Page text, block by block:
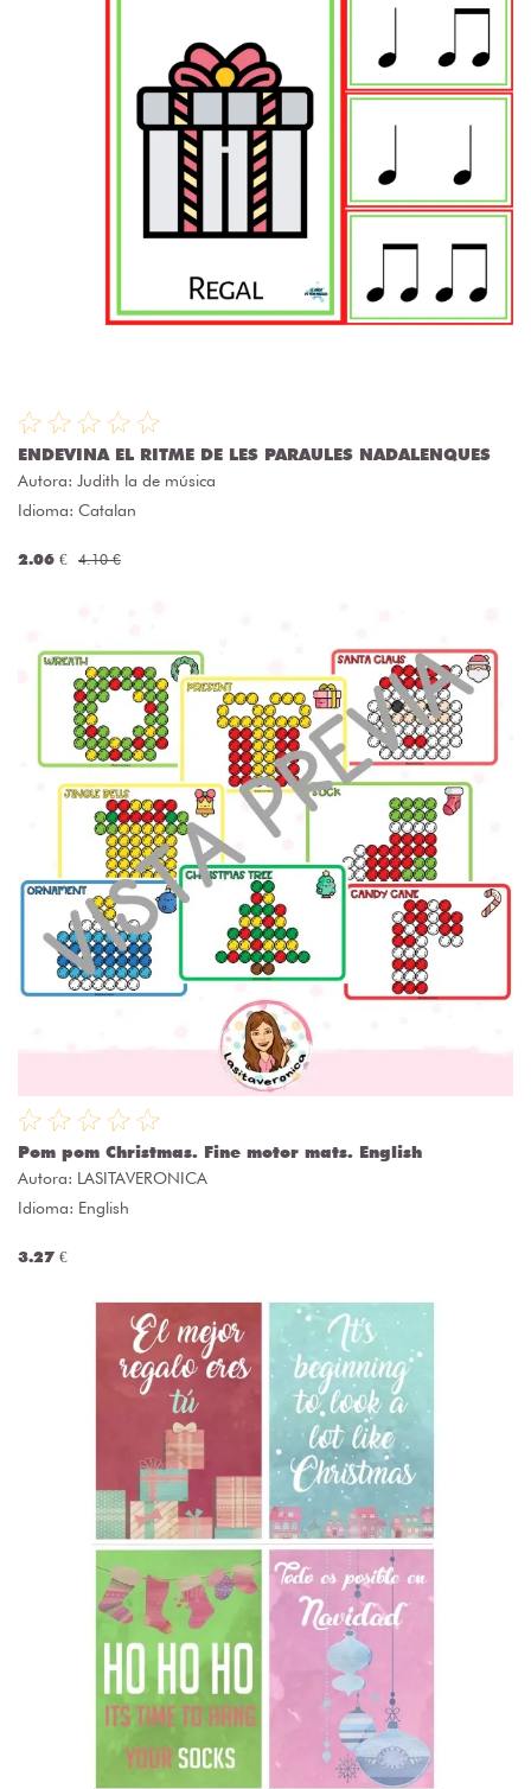
ENDEVINA EL RITME DE LES PARAULES NADALENQUES
Autora: Judith la de música
Idioma: Catalan
2.06 € 4.10 €
Pom pom Christmas. Fine motor mats. English
Autora: LASITAVERONICA
Idioma: English
3.27 €